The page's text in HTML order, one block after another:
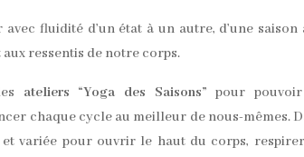
fluidité d’un état à un autre, d’une saison
aux ressentis de notre corps.
ateliers “Yoga des Saisons”pour pouvoir
chaque cycle au meilleur de nous-mêmes.
variée pour ouvrir le haut du corps,